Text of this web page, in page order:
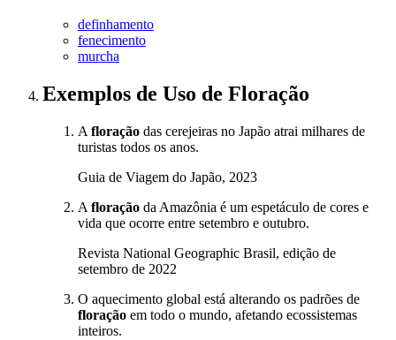
definhamento
fenecimento
murcha
Exemplos de Uso de Floração
A floração das cerejeiras no Japão atrai milhares de
turistas todos os anos.
Guia de Viagem do Japão, 2023
A floração da Amazônia é um espetáculo de cores e
vida que ocorre entre setembro e outubro.
Revista National Geographic Brasil, edição de
setembro de 2022
O aquecimento global está alterando os padrões de
floração em todo o mundo, afetando ecossistemas
inteiros.